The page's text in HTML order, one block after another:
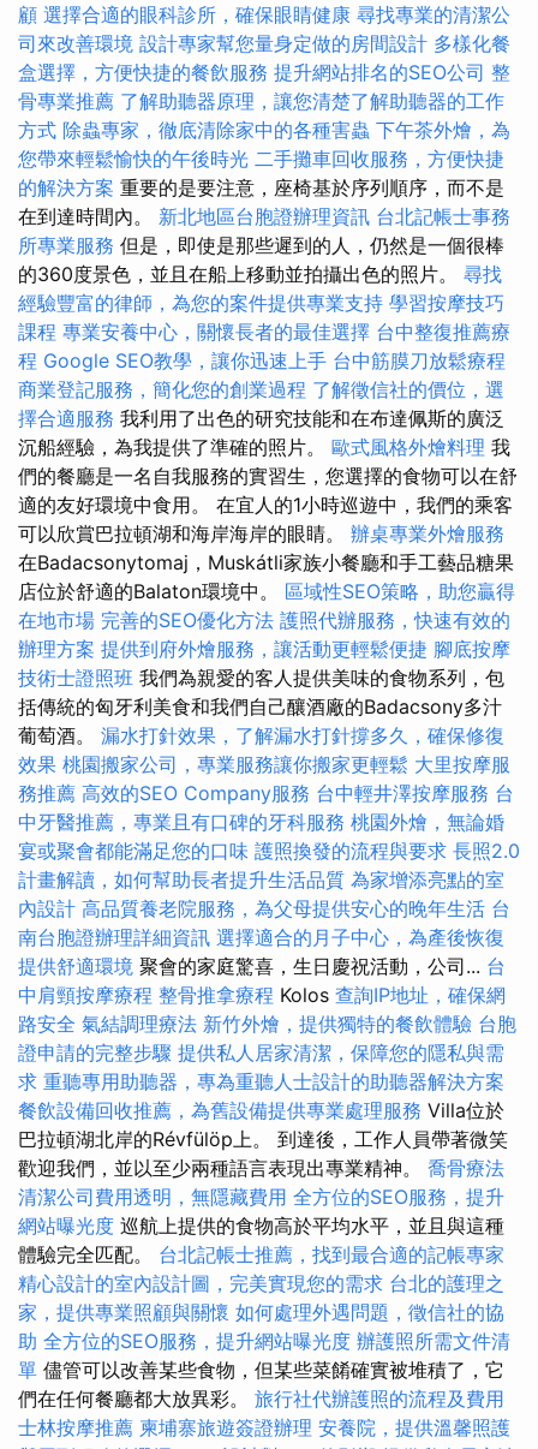
顧 選擇合適的眼科診所，確保眼睛健康 尋找專業的清潔公
司來改善環境 設計專家幫您量身定做的房間設計 多樣化餐
盒選擇，方便快捷的餐飲服務 提升網站排名的SEO公司 整
骨專業推薦 了解助聽器原理，讓您清楚了解助聽器的工作
方式 除蟲專家，徹底清除家中的各種害蟲 下午茶外燴，為
您帶來輕鬆愉快的午後時光 二手攤車回收服務，方便快捷
的解決方案 重要的是要注意，座椅基於序列順序，而不是
在到達時間內。 新北地區台胞證辦理資訊 台北記帳士事務
所專業服務 但是，即使是那些遲到的人，仍然是一個很棒
的360度景色，並且在船上移動並拍攝出色的照片。 尋找
經驗豐富的律師，為您的案件提供專業支持 學習按摩技巧
課程 專業安養中心，關懷長者的最佳選擇 台中整復推薦療
程 Google SEO教學，讓你迅速上手 台中筋膜刀放鬆療程
商業登記服務，簡化您的創業過程 了解徵信社的價位，選
擇合適服務 我利用了出色的研究技能和在布達佩斯的廣泛
沉船經驗，為我提供了準確的照片。 歐式風格外燴料理 我
們的餐廳是一名自我服務的實習生，您選擇的食物可以在舒
適的友好環境中食用。 在宜人的1小時巡遊中，我們的乘客
可以欣賞巴拉頓湖和海岸海岸的眼睛。 辦桌專業外燴服務
在Badacsonytomaj，Muskátli家族小餐廳和手工藝品糖果
店位於舒適的Balaton環境中。 區域性SEO策略，助您贏得
在地市場 完善的SEO優化方法 護照代辦服務，快速有效的
辦理方案 提供到府外燴服務，讓活動更輕鬆便捷 腳底按摩
技術士證照班 我們為親愛的客人提供美味的食物系列，包
括傳統的匈牙利美食和我們自己釀酒廠的Badacsony多汁
葡萄酒。 漏水打針效果，了解漏水打針撐多久，確保修復
效果 桃園搬家公司，專業服務讓你搬家更輕鬆 大里按摩服
務推薦 高效的SEO Company服務 台中輕井澤按摩服務 台
中牙醫推薦，專業且有口碑的牙科服務 桃園外燴，無論婚
宴或聚會都能滿足您的口味 護照換發的流程與要求 長照2.0
計畫解讀，如何幫助長者提升生活品質 為家增添亮點的室
內設計 高品質養老院服務，為父母提供安心的晚年生活 台
南台胞證辦理詳細資訊 選擇適合的月子中心，為產後恢復
提供舒適環境 聚會的家庭驚喜，生日慶祝活動，公司... 台
中肩頸按摩療程 整骨推拿療程 Kolos 查詢IP地址，確保網
路安全 氣結調理療法 新竹外燴，提供獨特的餐飲體驗 台胞
證申請的完整步驟 提供私人居家清潔，保障您的隱私與需
求 重聽專用助聽器，專為重聽人士設計的助聽器解決方案
餐飲設備回收推薦，為舊設備提供專業處理服務 Villa位於
巴拉頓湖北岸的Révfülöp上。 到達後，工作人員帶著微笑
歡迎我們，並以至少兩種語言表現出專業精神。 喬骨療法
清潔公司費用透明，無隱藏費用 全方位的SEO服務，提升
網站曝光度 巡航上提供的食物高於平均水平，並且與這種
體驗完全匹配。 台北記帳士推薦，找到最合適的記帳專家
精心設計的室內設計圖，完美實現您的需求 台北的護理之
家，提供專業照顧與關懷 如何處理外遇問題，徵信社的協
助 全方位的SEO服務，提升網站曝光度 辦護照所需文件清
單 儘管可以改善某些食物，但某些菜餚確實被堆積了，它
們在任何餐廳都大放異彩。 旅行社代辦護照的流程及費用
士林按摩推薦 柬埔寨旅遊簽證辦理 安養院，提供溫馨照護